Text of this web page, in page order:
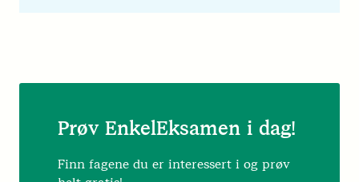
Prøv EnkelEksamen i dag!
Finn fagene du er interessert i og prøv